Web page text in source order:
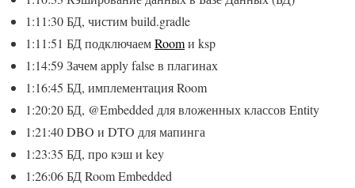
1:11:30 БД, чистим build.gradle
1:11:51 БД подключаемRoomи ksp
1:14:59 Зачем apply false в плагинах
1:16:45 БД, имплементация Room
1:20:20 БД, @Embedded для вложенных классов Entity
1:21:40 DBO и DTO для мапинга
1:23:35 БД, про кэш и key
1:26:06 БД Room Embedded